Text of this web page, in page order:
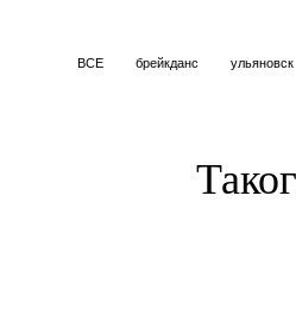
ВСЕ брейкданс ульяновск